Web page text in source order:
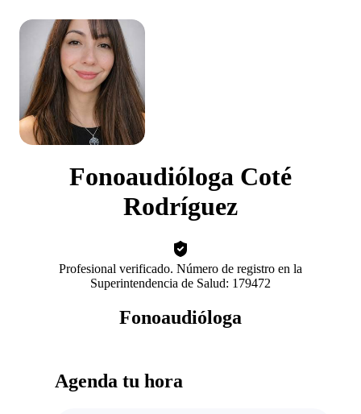
Fonoaudióloga Coté
Rodríguez
Profesional verificado. Número de registro en la
Superintendencia de Salud: 179472
Fonoaudióloga
Agenda tu hora